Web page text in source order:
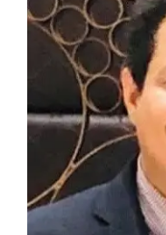
গবেষণাপত্র